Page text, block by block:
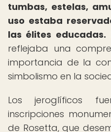
tumbas, estelas,
uso estaba
las élites educadas.
reflejaba una
importancia de la
simbolismo en la
Los jeroglíficos
inscripciones
de Rosetta, que